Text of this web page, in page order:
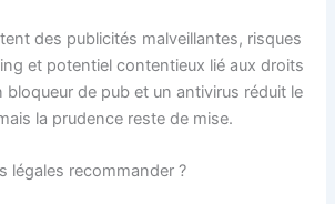
des publicités malveillantes, risques
et potentiel contentieux lié aux droits
bloqueur de pub et un antivirus réduit le
la prudence reste de mise.
légales recommander ?